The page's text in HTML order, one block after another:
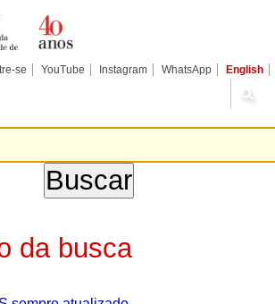
se YouTube Instagram WhatsApp English
da busca